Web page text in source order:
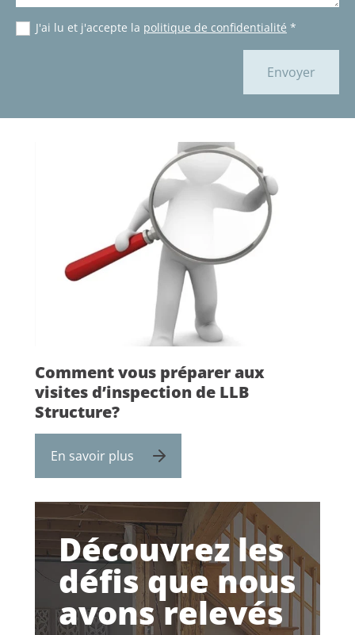
J'ai lu et j'accepte la politique de confidentialité *
Envoyer
Comment vous préparer aux
visites d’inspection de LLB
Structure?
En savoir plus
Découvrez les
défis que nous
avons relevés